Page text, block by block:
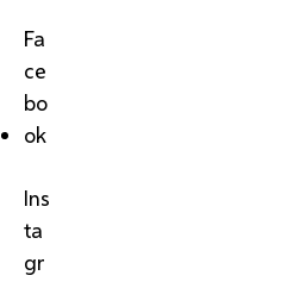
Fa
ce
bo
ok
Ins
ta
gr